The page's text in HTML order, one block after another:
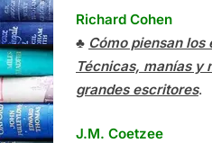
Richard Cohen
♣ Cómo piensan los
Técnicas, manías y
grandes escritores.
J.M. Coetzee